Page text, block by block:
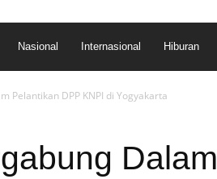
Nasional Internasional Hiburan
Pelantikan DPP KNPI di Yogyakarta
Dalam